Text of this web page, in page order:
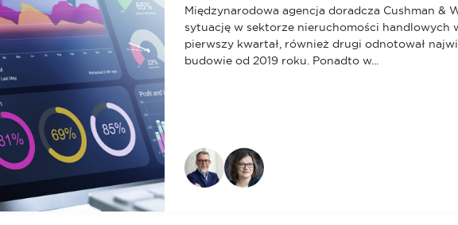
Międzynarodowa agencja doradcza Cushman &
sytuację w sektorze nieruchomości handlowych
pierwszy kwartał, również drugi odnotował
budowie od 2019 roku. Ponadto w...